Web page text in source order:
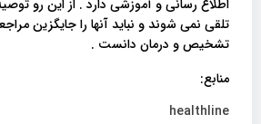
اطلاع رسانی و آموزشی دارد . از این رو
تلقی نمی شوند و نباید آنها را جایگزین
تشخیص و درمان دانست .
منابع:
healthline